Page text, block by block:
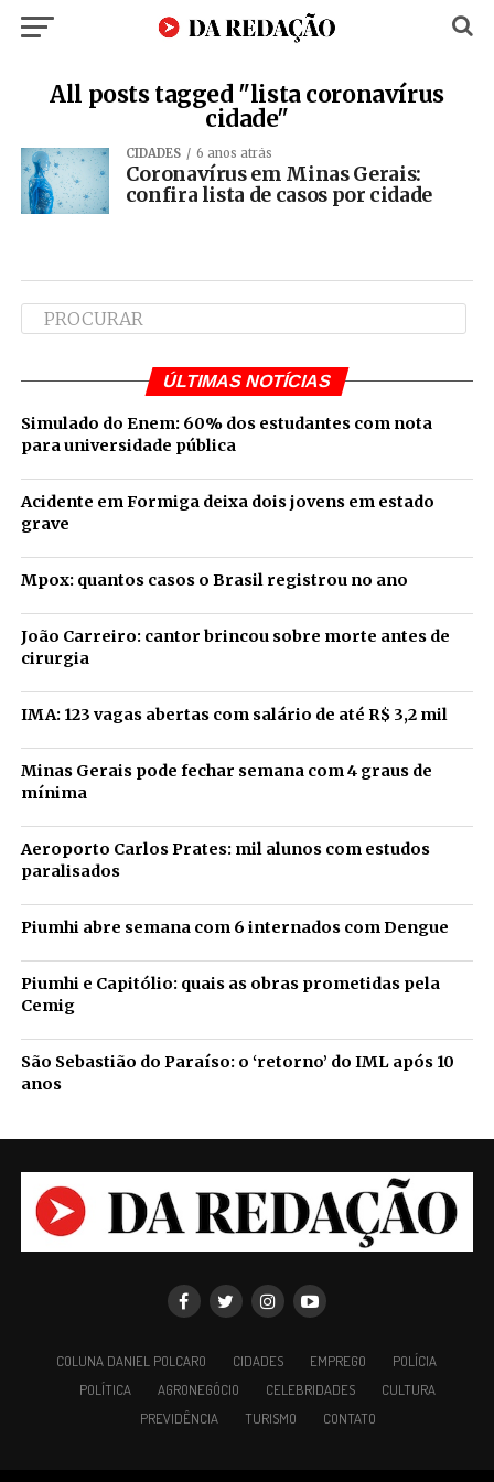
All posts tagged "lista coronavírus
cidade"
CIDADES 6 anos atrás
Coronavírus em Minas Gerais:
confira lista de casos por cidade
ÚLTIMAS NOTÍCIAS
Simulado do Enem: 60% dos estudantes com nota
para universidade pública
Acidente em Formiga deixa dois jovens em estado
grave
Mpox: quantos casos o Brasil registrou no ano
João Carreiro: cantor brincou sobre morte antes de
cirurgia
IMA: 123 vagas abertas com salário de até R$ 3,2 mil
Minas Gerais pode fechar semana com 4 graus de
mínima
Aeroporto Carlos Prates: mil alunos com estudos
paralisados
Piumhi abre semana com 6 internados com Dengue
Piumhi e Capitólio: quais as obras prometidas pela
Cemig
São Sebastião do Paraíso: o ‘retorno’ do IML após 10
anos
COLUNA DANIEL POLCARO CIDADES EMPREGO
POLÍCIA
POLÍTICA
AGRONEGÓCIO CELEBRIDADES
CULTURA
PREVIDÊNCIA
TURISMO CONTATO